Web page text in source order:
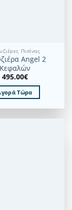
Πισίνας
Angel 2
Κεφαλών
495.00€
Τώρα